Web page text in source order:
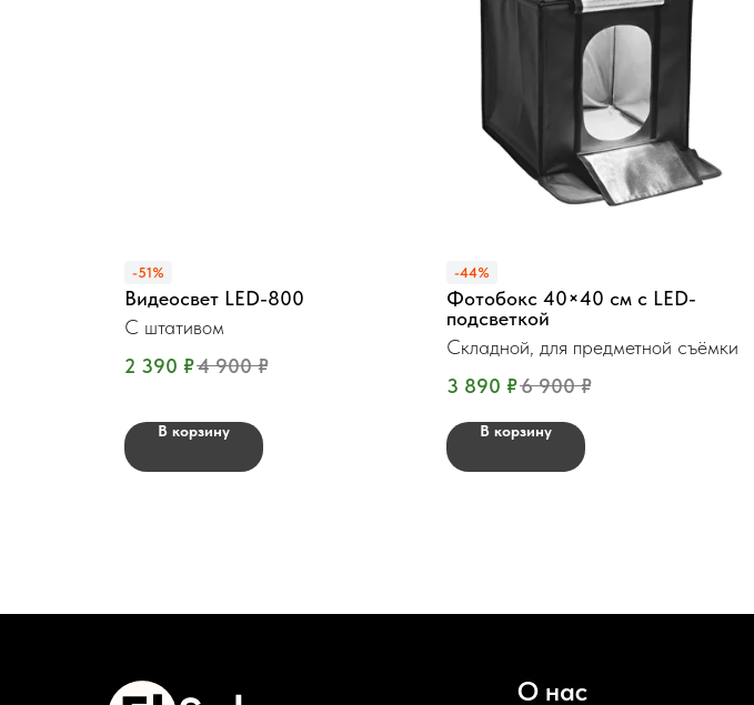
-51%
Видеосвет LED-800
С штативом
2 390 ₽4 900 ₽
В корзину
-44%
Фотобокс 40×40 см с LED-
подсветкой
Складной, для предметной съёмки
3 890 ₽6 900 ₽
В корзину
О нас